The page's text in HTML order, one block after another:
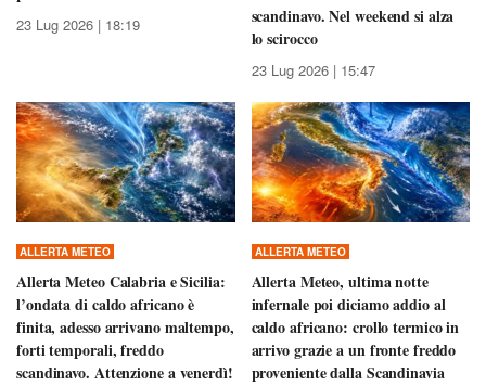
23 Lug 2026 | 18:19
scandinavo. Nel weekend si alza
lo scirocco
23 Lug 2026 | 15:47
ALLERTA METEO
Allerta Meteo Calabria e Sicilia:
l’ondata di caldo africano è
finita, adesso arrivano maltempo,
forti temporali, freddo
scandinavo. Attenzione a venerdì!
ALLERTA METEO
Allerta Meteo, ultima notte
infernale poi diciamo addio al
caldo africano: crollo termico in
arrivo grazie a un fronte freddo
proveniente dalla Scandinavia